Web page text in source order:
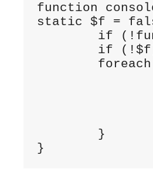
function
static $f =
}